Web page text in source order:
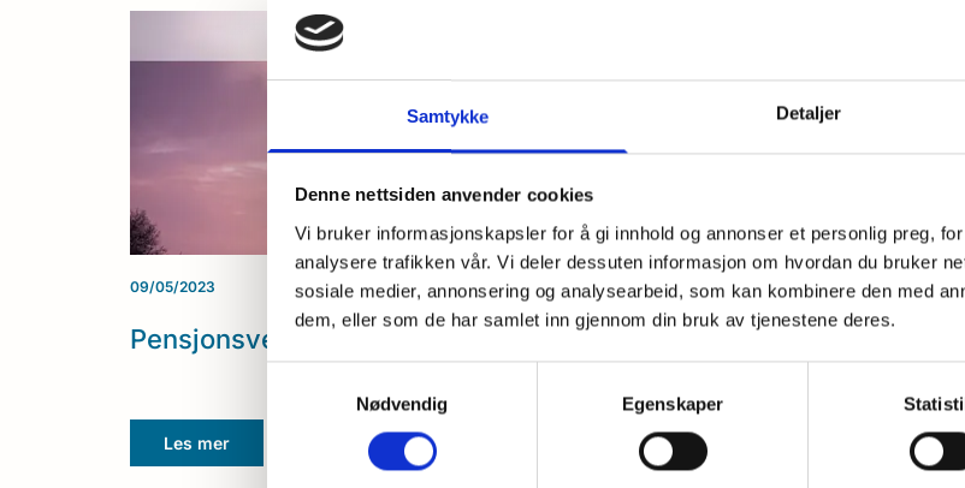
Samtykke Detaljer
Denne nettsiden anvender cookies
Vi bruker informasjonskapsler for å gi innhold og annonser et personlig preg,
analysere trafikken vår. Vi deler dessuten informasjon om hvordan du bruker
sosiale medier, annonsering og analysearbeid, som kan kombinere den med
dem, eller som de har samlet inn gjennom din bruk av tjenestene deres.
Nødvendig
Egenskaper
09/05/2023
Pensjonsveileder 2023
Les mer
31/05/2022
Pensjonsveileder 2022
Les mer